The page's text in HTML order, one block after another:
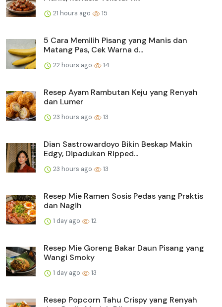
21 hours ago 15
5 Cara Memilih Pisang yang Manis dan
Matang Pas, Cek Warna d...
22 hours ago 14
Resep Ayam Rambutan Keju yang Renyah
dan Lumer
23 hours ago 13
Dian Sastrowardoyo Bikin Beskap Makin
Edgy, Dipadukan Ripped...
23 hours ago 13
Resep Mie Ramen Sosis Pedas yang Praktis
dan Nagih
1 day ago 12
Resep Mie Goreng Bakar Daun Pisang yang
Wangi Smoky
1 day ago 13
Resep Popcorn Tahu Crispy yang Renyah